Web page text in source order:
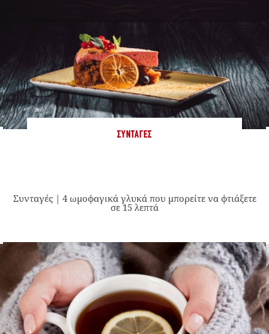
ΣΥΝΤΑΓΈΣ
Συνταγές | 4 ωμοφαγικά γλυκά που μπορείτε να φτιάξετε
σε 15 λεπτά